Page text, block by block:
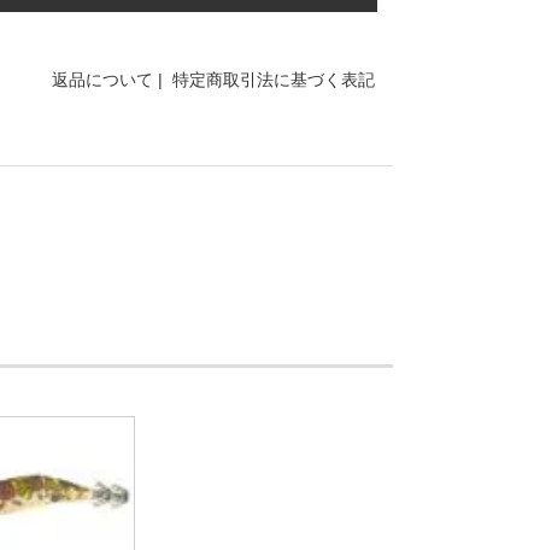
返品について | 特定商取引法に基づく表記